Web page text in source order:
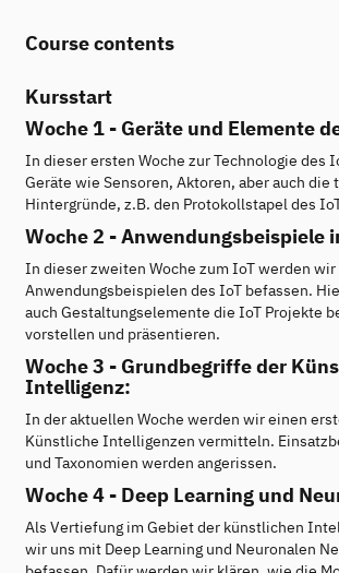
Course contents
Kursstart
Woche 1 - Geräte und Elemente
In dieser ersten Woche zur Technologie des
Geräte wie Sensoren, Aktoren, aber auch die
Hintergründe, z.B. den Protokollstapel des
Woche 2 - Anwendungsbeispiele
In dieser zweiten Woche zum IoT werden
Anwendungsbeispielen des IoT befassen.
auch Gestaltungselemente die IoT Projekte
vorstellen und präsentieren.
Woche 3 - Grundbegriffe der
Intelligenz:
In der aktuellen Woche werden wir einen
Künstliche Intelligenzen vermitteln.
und Taxonomien werden angerissen.
Woche 4 - Deep Learning und
Als Vertiefung im Gebiet der künstlichen
wir uns mit Deep Learning und Neuronalen